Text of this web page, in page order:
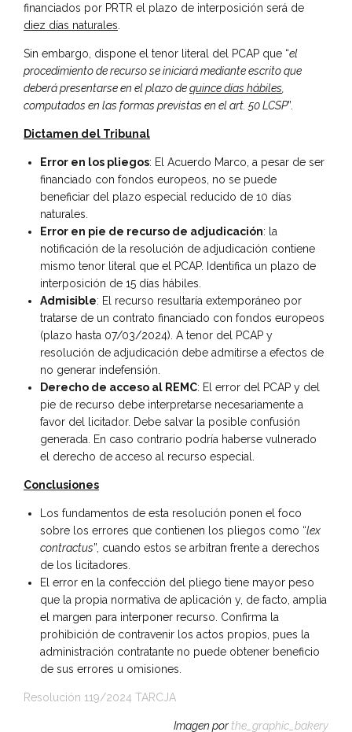
financiados por PRTR el plazo de interposición será de
diez días naturales
Sin embargo, dispone el tenor literal del PCAP que “el
procedimiento de recurso se iniciará mediante escrito que
deberá presentarse en el plazo dequince días hábiles
computados en las formas previstas en el art. 50 LCSP”.
Dictamen del Tribunal
Error en los pliegos: El Acuerdo Marco, a pesar de ser
financiado con fondos europeos, no se puede
beneficiar del plazo especial reducido de 10 días
naturales.
Error en pie de recurso de adjudicación: la
notificación de la resolución de adjudicación contiene
mismo tenor literal que el PCAP. Identifica un plazo de
interposición de 15 días hábiles.
Admisible: El recurso resultaría extemporáneo por
tratarse de un contrato financiado con fondos europeos
(plazo hasta 07/03/2024). A tenor del PCAP y
resolución de adjudicación debe admitirse a efectos de
no generar indefensión.
Derecho de acceso al REMC: El error del PCAP y del
pie de recurso debe interpretarse necesariamente a
favor del licitador. Debe salvar la posible confusión
generada. En caso contrario podría haberse vulnerado
el derecho de acceso al recurso especial.
Conclusiones
Los fundamentos de esta resolución ponen el foco
sobre los errores que contienen los pliegos como “lex
contractus”, cuando estos se arbitran frente a derechos
de los licitadores.
El error en la confección del pliego tiene mayor peso
que la propia normativa de aplicación y, de facto, amplia
el margen para interponer recurso. Confirma la
prohibición de contravenir los actos propios, pues la
administración contratante no puede obtener beneficio
de sus errores u omisiones.
Resolución 119/2024 TARCJA
Imagen por the_graphic_bakery